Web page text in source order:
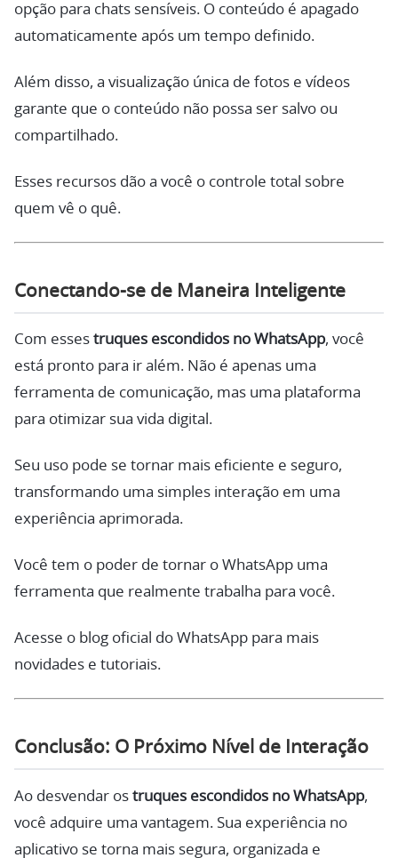
opção para chats sensíveis. O conteúdo é apagado
automaticamente após um tempo definido.
Além disso, a visualização única de fotos e vídeos
garante que o conteúdo não possa ser salvo ou
compartilhado.
Esses recursos dão a você o controle total sobre
quem vê o quê.
Conectando-se de Maneira Inteligente
Com esses truques escondidos no WhatsApp, você
está pronto para ir além. Não é apenas uma
ferramenta de comunicação, mas uma plataforma
para otimizar sua vida digital.
Seu uso pode se tornar mais eficiente e seguro,
transformando uma simples interação em uma
experiência aprimorada.
Você tem o poder de tornar o WhatsApp uma
ferramenta que realmente trabalha para você.
Acesse o blog oficial do WhatsApp para mais
novidades e tutoriais.
Conclusão: O Próximo Nível de Interação
Ao desvendar os truques escondidos no WhatsApp,
você adquire uma vantagem. Sua experiência no
aplicativo se torna mais segura, organizada e